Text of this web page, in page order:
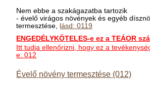
Nem ebbe a szakágazatba tartozik
- évelő virágos növények és egyéb
termesztése, lásd: 0119
ENGEDÉLYKÖTELES-e ez a TEÁOR
Itt tudja ellenőrizni, hogy ez a
e: 012
Évelő növény termesztése (012)